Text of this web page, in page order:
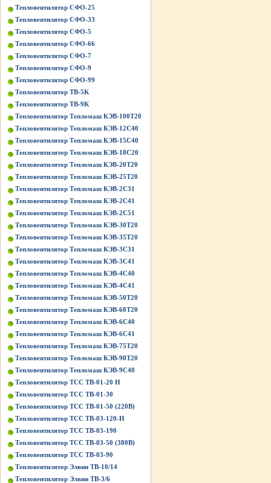
Тепловентилятор СФО-25
Тепловентилятор СФО-33
Тепловентилятор СФО-5
Тепловентилятор СФО-66
Тепловентилятор СФО-7
Тепловентилятор СФО-9
Тепловентилятор СФО-99
Тепловентилятор ТВ-5K
Тепловентилятор ТВ-9K
Тепловентилятор Тепломаш КЭВ-100Т20
Тепловентилятор Тепломаш КЭВ-12С40
Тепловентилятор Тепломаш КЭВ-15С40
Тепловентилятор Тепломаш КЭВ-18С20
Тепловентилятор Тепломаш КЭВ-20Т20
Тепловентилятор Тепломаш КЭВ-25Т20
Тепловентилятор Тепломаш КЭВ-2С31
Тепловентилятор Тепломаш КЭВ-2С41
Тепловентилятор Тепломаш КЭВ-2С51
Тепловентилятор Тепломаш КЭВ-30Т20
Тепловентилятор Тепломаш КЭВ-35Т20
Тепловентилятор Тепломаш КЭВ-3С31
Тепловентилятор Тепломаш КЭВ-3С41
Тепловентилятор Тепломаш КЭВ-4С40
Тепловентилятор Тепломаш КЭВ-4С41
Тепловентилятор Тепломаш КЭВ-50Т20
Тепловентилятор Тепломаш КЭВ-60Т20
Тепловентилятор Тепломаш КЭВ-6С40
Тепловентилятор Тепломаш КЭВ-6С41
Тепловентилятор Тепломаш КЭВ-75Т20
Тепловентилятор Тепломаш КЭВ-90Т20
Тепловентилятор Тепломаш КЭВ-9С40
Тепловентилятор ТСС ТВ-01-20 Н
Тепловентилятор ТСС ТВ-01-30
Тепловентилятор ТСС ТВ-01-50 (220В)
Тепловентилятор ТСС ТВ-03-120-Н
Тепловентилятор ТСС ТВ-03-190
Тепловентилятор ТСС ТВ-03-50 (380В)
Тепловентилятор ТСС ТВ-03-90
Тепловентилятор Элвин ТВ-10/14
Тепловентилятор Элвин ТВ-3/6